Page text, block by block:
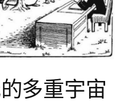
多重宇宙